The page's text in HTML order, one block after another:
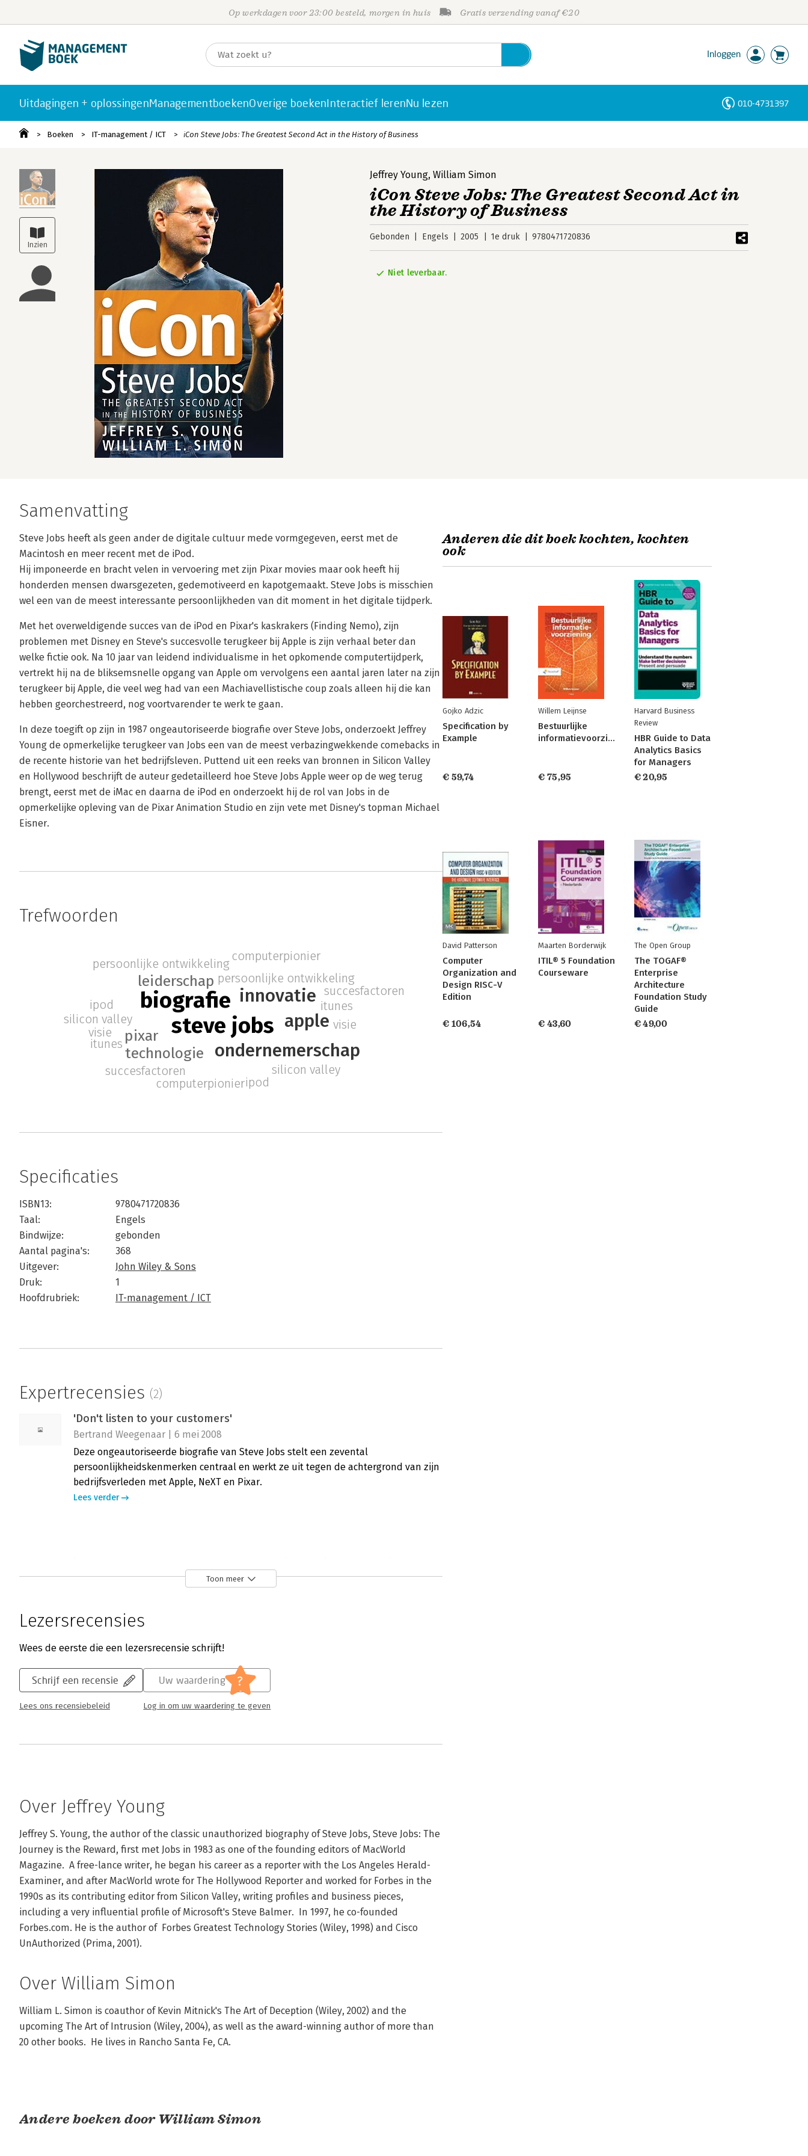
Op werkdagen voor 23:00 besteld, morgen in huis Gratis verzending vanaf €20
Inloggen
Uitdagingen + oplossingenManagementboekenOverige boekenInteractief lerenNu lezen 010-4731397
Boeken IT-management / ICT iCon Steve Jobs: The Greatest Second Act in the History of Business
Jeffrey Young,William Simon
iCon Steve Jobs: The Greatest Second Act in
the History of Business
Gebonden Engels 2005 1e druk 9780471720836
Niet leverbaar.
Samenvatting
Steve Jobs heeft als geen ander de digitale cultuur mede vormgegeven, eerst met de
Macintosh en meer recent met de iPod.
Hij imponeerde en bracht velen in vervoering met zijn Pixar movies maar ook heeft hij
honderden mensen dwarsgezeten, gedemotiveerd en kapotgemaakt. Steve Jobs is misschien
wel een van de meest interessante persoonlijkheden van dit moment in het digitale tijdperk.
Met het overweldigende succes van de iPod en Pixar's kaskrakers (Finding Nemo), zijn
problemen met Disney en Steve's succesvolle terugkeer bij Apple is zijn verhaal beter dan
welke fictie ook. Na 10 jaar van leidend individualisme in het opkomende computertijdperk,
vertrekt hij na de bliksemsnelle opgang van Apple om vervolgens een aantal jaren later na zijn
terugkeer bij Apple, die veel weg had van een Machiavellistische coup zoals alleen hij die kan
hebben georchestreerd, nog voortvarender te werk te gaan.
In deze toegift op zijn in 1987 ongeautoriseerde biografie over Steve Jobs, onderzoekt Jeffrey
Young de opmerkelijke terugkeer van Jobs een van de meest verbazingwekkende comebacks in
de recente historie van het bedrijfsleven. Puttend uit een reeks van bronnen in Silicon Valley
en Hollywood beschrijft de auteur gedetailleerd hoe Steve Jobs Apple weer op de weg terug
brengt, eerst met de iMac en daarna de iPod en onderzoekt hij de rol van Jobs in de
opmerkelijke opleving van de Pixar Animation Studio en zijn vete met Disney's topman Michael
Eisner.
Trefwoorden
steve jobs
biografie innovatie
ondernemerschap
apple
technologie
pixar
leiderschap persoonlijke ontwikkeling
itunes
visie
silicon valley
ipod
computerpionier
succesfactoren
persoonlijke ontwikkeling
itunes
visie
silicon valley
ipod
computerpionier
succesfactoren
Specificaties
ISBN13:
9780471720836
Taal:
Engels
Bindwijze:
gebonden
Aantal pagina's:
368
Uitgever:
John Wiley & Sons
Druk:
1
Hoofdrubriek:
IT-management / ICT
Expertrecensies (2)
'Don't listen to your customers'
Bertrand Weegenaar | 6 mei 2008
Deze ongeautoriseerde biografie van Steve Jobs stelt een zevental
persoonlijkheidskenmerken centraal en werkt ze uit tegen de achtergrond van zijn
bedrijfsverleden met Apple, NeXT en Pixar.
Lees verder
Bertrand Weegenaar | 23 oktober 2005
geschreven. Ook Steve Jobs als entrepeneur in de filmindustrie (met Pixar) is
onderwerp van verschillende boeken. En nu is de totale Jobs onderwerp van een
ongeautoriseerde biografie. Met een wat onaardige titel, dat wel. Reden voor Apple
om alle boeken van John Wiley (de uitgever) uit de AppleStores te halen. Wil je
mooiere publiciteit? Terwijl het geen onaardig boek over Jobs is. Als persoon heeft
hij zijn nukken, als entrepeneur kent hij zijn weerga nauwelijks.
Lees verder
Toon meer
Lezersrecensies
Wees de eerste die een lezersrecensie schrijft!
Schrijf een recensie
Lees ons recensiebeleid
Uw waardering ?
Log in om uw waardering te geven
Over Jeffrey Young
Jeffrey S. Young, the author of the classic unauthorized biography of Steve Jobs, Steve Jobs: The
Journey is the Reward, first met Jobs in 1983 as one of the founding editors of MacWorld
Magazine.  A free-lance writer, he began his career as a reporter with the Los Angeles Herald-
Examiner, and after MacWorld wrote for The Hollywood Reporter and worked for Forbes in the
1990s as its contributing editor from Silicon Valley, writing profiles and business pieces,
including a very influential profile of Microsoft's Steve Balmer.  In 1997, he co-founded
Forbes.com. He is the author of  Forbes Greatest Technology Stories (Wiley, 1998) and Cisco
UnAuthorized (Prima, 2001).
Over William Simon
William L. Simon is coauthor of Kevin Mitnick's The Art of Deception (Wiley, 2002) and the
upcoming The Art of Intrusion (Wiley, 2004), as well as the award-winning author of more than
20 other books.  He lives in Rancho Santa Fe, CA.
Andere boeken door William Simon
Anderen die dit boek kochten, kochten
ook
Gojko Adzic
Specification by
Example
€ 59,74
Willem Leijnse
Bestuurlijke
informatievoorziening
€ 75,95
Harvard Business
Review
HBR Guide to Data
Analytics Basics
for Managers
€ 20,95
David Patterson
Computer
Organization and
Design RISC-V
Edition
€ 106,54
Maarten Borderwijk
ITIL® 5 Foundation
Courseware
€ 43,60
The Open Group
The TOGAF®
Enterprise
Architecture
Foundation Study
Guide
€ 49,00
Personen